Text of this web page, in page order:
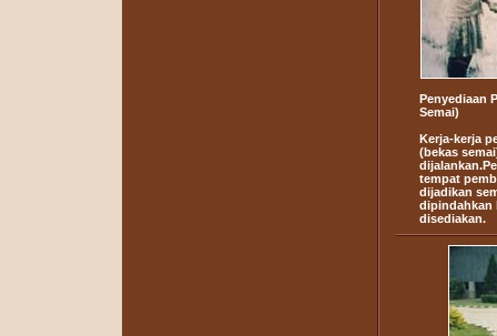
Penyediaan
Semai)
Kerja-kerja
(bekas
tempat
dijadikan
dipindahkan
disediakan.